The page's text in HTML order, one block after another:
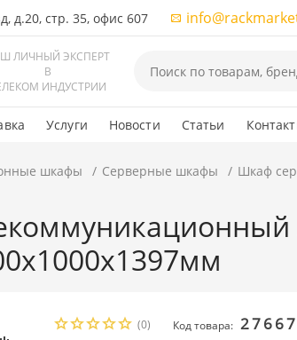
д.20, стр. 35, офис 607
ЛИЧНЫЙ ЭКСПЕРТ
В
ИНДУСТРИИ
Услуги Новости Статьи
шкафы Серверные шкафы
Шкаф
(0) Код товара: 27667